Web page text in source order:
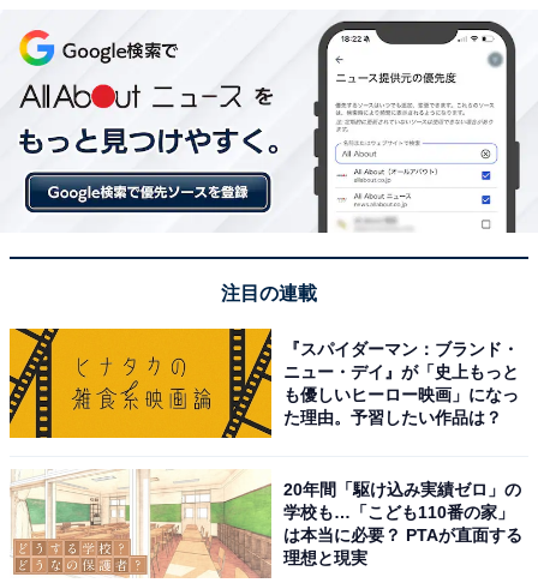
注目の連載
『スパイダーマン：ブランド・
ニュー・デイ』が「史上もっと
も優しいヒーロー映画」になっ
た理由。予習したい作品は？
20年間「駆け込み実績ゼロ」の
学校も…「こども110番の家」
は本当に必要？ PTAが直面する
理想と現実